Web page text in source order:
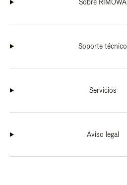
Sobre RIMOWA
Soporte técnico
Servicios
Aviso legal